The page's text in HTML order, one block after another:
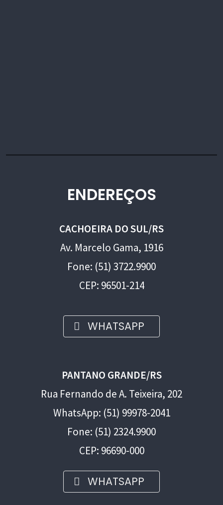
ENDEREÇOS
CACHOEIRA DO SUL/RS
Av. Marcelo Gama, 1916
Fone: (51) 3722.9900
CEP: 96501-214
WHATSAPP
PANTANO GRANDE/RS
Rua Fernando de A. Teixeira, 202
WhatsApp: (51) 99978-2041
Fone: (51) 2324.9900
CEP: 96690-000
WHATSAPP